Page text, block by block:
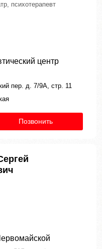
психотерапевт
центр
пер. д. 7/9А, стр. 11
Позвонить